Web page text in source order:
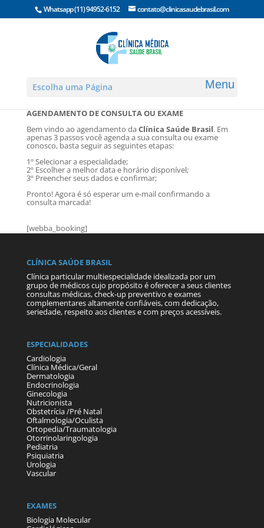
Whatsapp(11) 94952-6152 contato@clinicasaudebrasil.com
Escolha uma Página
AGENDAMENTO DE CONSULTA OU EXAME
Bem vindo ao agendamento daClínica Saúde Brasil. Em
apenas 3 passos você agenda a sua consulta ou exame
conosco, basta seguir as seguintes etapas:
1º Selecionar a especialidade;
2º Escolher a melhor data e horário disponível;
3º Preencher seus dados e confirmar;
Pronto! Agora é só esperar um e-mail confirmando a
consulta marcada!
[webba_booking]
CLÍNICA SAÚDE BRASIL
Clínica particular multiespecialidade idealizada por um
grupo de médicos cujo propósito é oferecer a seus clientes
consultas médicas, check-up preventivo e exames
complementares altamente confiáveis, com dedicação,
seriedade, respeito aos clientes e com preços acessíveis.
ESPECIALIDADES
Cardiologia
Clínica Médica/Geral
Dermatologia
Endocrinologia
Ginecologia
Nutricionista
Obstetrícia /Pré Natal
Oftalmologia/Oculista
Ortopedia/Traumatologia
Otorrinolaringologia
Pediatria
Psiquiatria
Urologia
Vascular
EXAMES
Biologia Molecular